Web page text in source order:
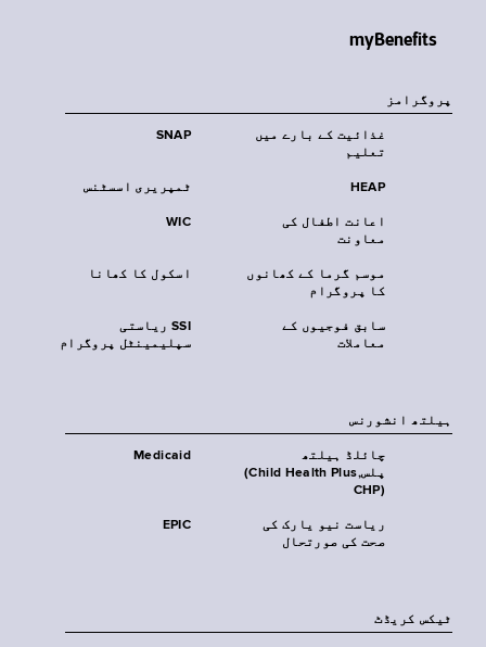
myBenefits
پروگرامز
SNAP
غذائیت کے بارے میں
تعلیم
ٹمپریری اسسٹنس HEAP
WIC
اعانت اطفال کی
معاونت
اسکول کا کھانا
موسم گرما کے کھانوں
کا پروگرام
SSI ریاستی
سپلیمینٹل پروگرام
سابق فوجیوں کے
معاملات
‏ہیلتھ انشورنس
Medicaid
چائلڈ ہیلتھ
پلس‎(Child Health Plus,
CHP)‎
EPIC
ریاست نیو یارک کی
صحت کی صورتحال
ٹیکس کریڈٹ